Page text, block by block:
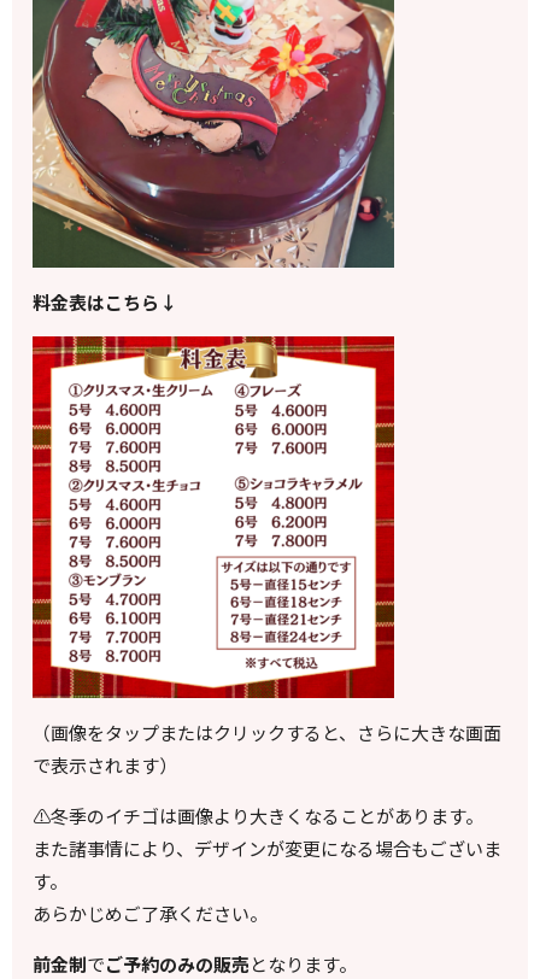
料金表はこちら↓
（画像をタップまたはクリックすると、さらに大きな画面
で表示されます）
⚠️冬季のイチゴは画像より大きくなることがあります。
また諸事情により、デザインが変更になる場合もございま
す。
あらかじめご了承ください。
前金制でご予約のみの販売となります。